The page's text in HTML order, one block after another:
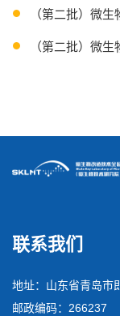
（第二批）微
（第二批）微
联系我们
地址：山东省青岛市
邮政编码：266237